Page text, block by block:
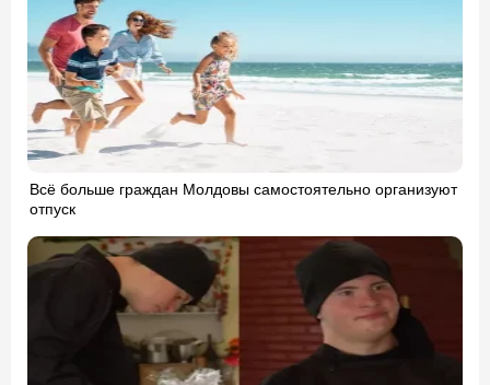
Всё больше граждан Молдовы самостоятельно организуют
отпуск